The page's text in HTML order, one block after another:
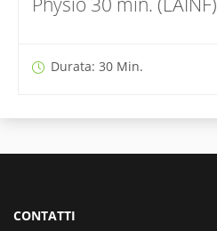
Durata: 30 Min.
CONTATTI